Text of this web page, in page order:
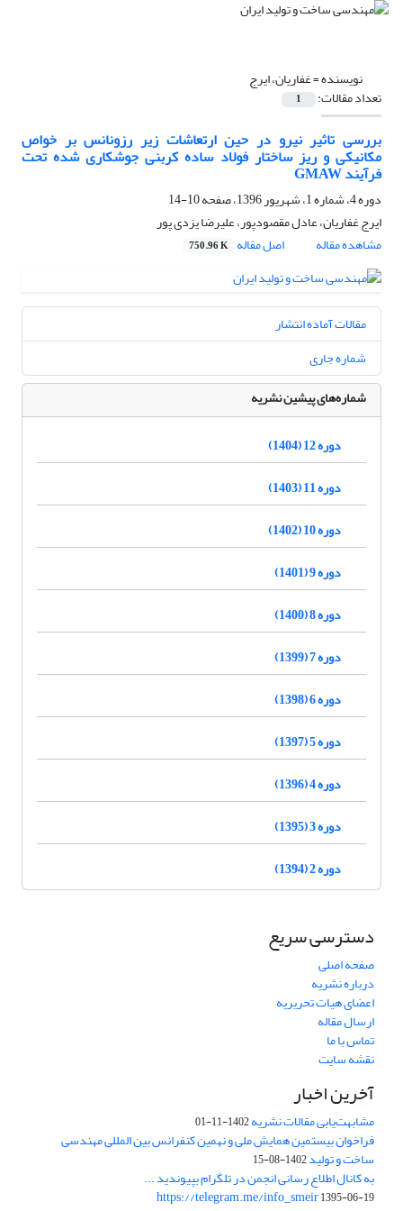
نویسنده =غفاریان، ایرج
تعداد مقالات: 1
بررسی تاثیر نیرو در حین ارتعاشات زیر رزونانس بر خواص
مکانیکی و ریز ساختار فولاد ساده کربنی جوشکاری شده تحت
فرآیند GMAW
دوره 4، شماره 1، شهریور 1396، صفحه
10-14
ایرج غفاریان، عادل مقصودپور، علیرضا یزدی پور
مشاهده مقاله
اصل مقاله 750.96 K
مقالات آماده انتشار
شماره جاری
شماره‌های پیشین نشریه
دوره 12 (1404)
دوره 11 (1403)
دوره 10 (1402)
دوره 9 (1401)
دوره 8 (1400)
دوره 7 (1399)
دوره 6 (1398)
دوره 5 (1397)
دوره 4 (1396)
دوره 3 (1395)
دوره 2 (1394)
دسترسی سریع
صفحه اصلی
درباره نشریه
اعضای هیات تحریریه
ارسال مقاله
تماس با ما
نقشه سایت
آخرین اخبار
مشابهت‌یابی مقالات نشریه1402-11-01
فراخوان بیستمین همایش ملی و نهمین کنفرانس بین المللی مهندسی
ساخت و تولید1402-08-15
به کانال اطلاع رسانی انجمن در تلگرام بپیوندید ...
https://telegram.me/info_smeir1395-06-19